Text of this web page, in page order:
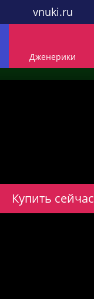
vnuki.ru
Дженерики
Купить сейчас